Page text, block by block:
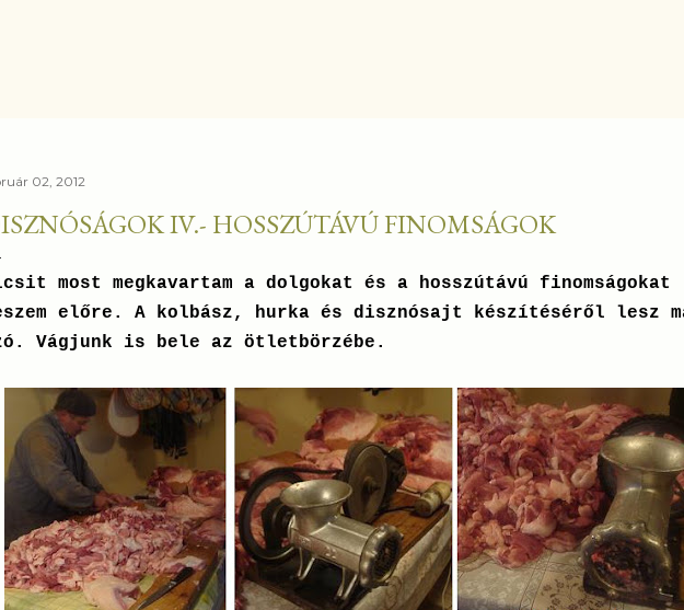
02, 2012
IV.- HOSSZÚTÁVÚ FINOMSÁGOK
most megkavartam a dolgokat és a hosszútávú finomságokat
előre. A kolbász, hurka és disznósajt készítéséről lesz
Vágjunk is bele az ötletbörzébe.